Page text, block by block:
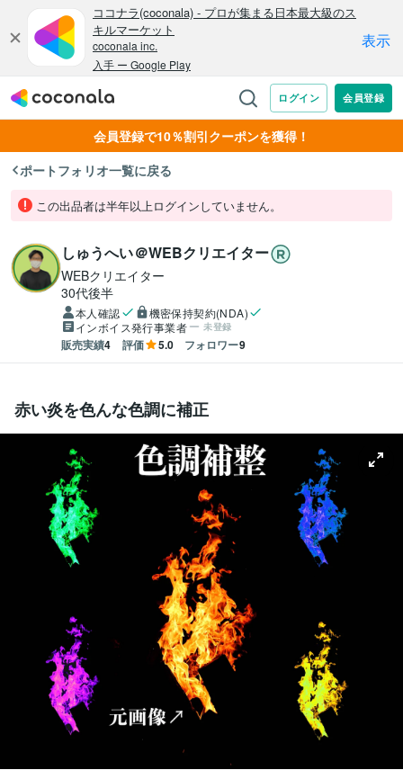
会員登録で10％割引クーポンを獲得！
ポートフォリオ一覧に戻る
この出品者は半年以上ログインしていません。
しゅうへい＠WEBクリエイター
WEBクリエイター
30代後半
本人確認
機密保持契約(NDA)
インボイス発行事業者
未登録
販売実績4 評価 5.0 フォロワー9
赤い炎を色んな色調に補正